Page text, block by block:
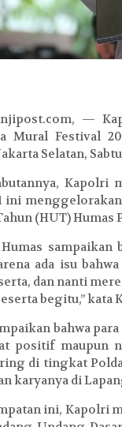
—
Mural Festival
Selatan,
Kapolri
ini
(HUT) Humas
ada isu
dan nanti
begitu,” kata
bahwa
positif maupun
di tingkat
karyanya di
ini, Kapolri